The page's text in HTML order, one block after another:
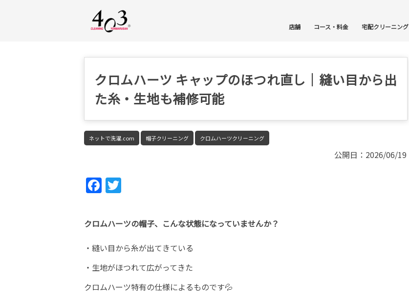
店舗 コース・料金 宅配クリーニング
クロムハーツ キャップのほつれ直し｜縫い目から出
た糸・生地も補修可能
ネットで洗濯.com 帽子クリーニング クロムハーツクリーニング
公開日：2026/06/19
Fac
クロムハーツの帽子、こんな状態になっていませんか？
・縫い目から糸が出てきている
・生地がほつれて広がってきた
クロムハーツ特有の仕様によるものです💦